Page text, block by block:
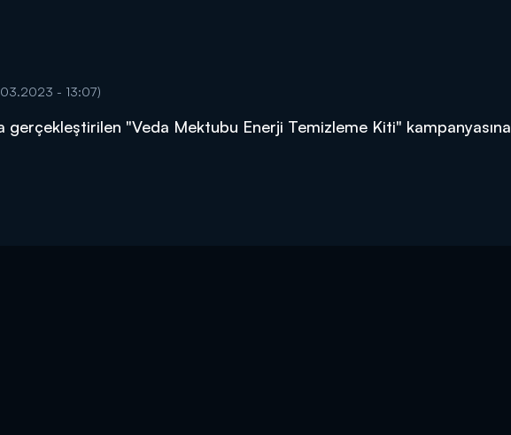
- 13:07)
gerçekleştirilen "Veda Mektubu Enerji Temizleme Kiti" kampanyasına